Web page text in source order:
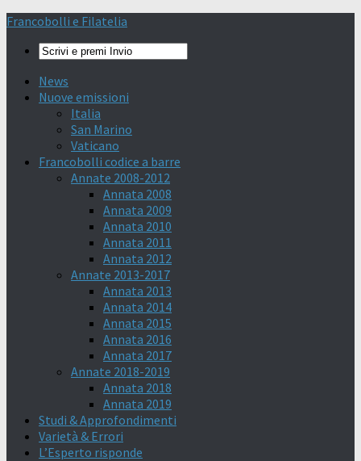
Francobolli e Filatelia
News
Nuove emissioni
Italia
San Marino
Vaticano
Francobolli codice a barre
Annate 2008-2012
Annata 2008
Annata 2009
Annata 2010
Annata 2011
Annata 2012
Annate 2013-2017
Annata 2013
Annata 2014
Annata 2015
Annata 2016
Annata 2017
Annate 2018-2019
Annata 2018
Annata 2019
Studi & Approfondimenti
Varietà & Errori
L’Esperto risponde